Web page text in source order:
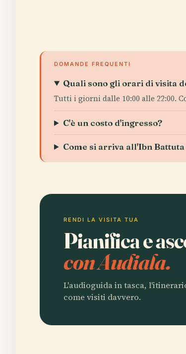
DOMANDE FREQUENTI
Quali sono gli orari di visita
Tutti i giorni dalle 10:00 alle 22:00.
C'è un costo d'ingresso?
Come si arriva all'Ibn
RENDI LA VISITA TUA
Pianifica e
con Audiala.
L'audioguida in tasca,
come visiti davvero.